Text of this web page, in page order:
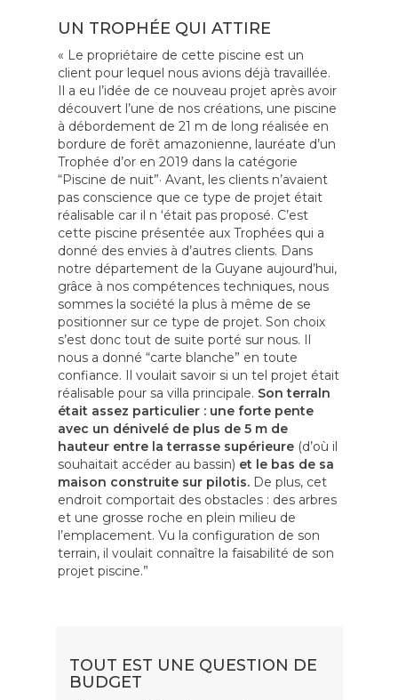
UN TROPHÉE QUI ATTIRE
« Le propriétaire de cette piscine est un
client pour lequel nous avions déjà travaillée.
Il a eu l’idée de ce nouveau projet après avoir
découvert l’une de nos créations, une piscine
à débordement de 21 m de long réalisée en
bordure de forêt amazonienne, lauréate d’un
Trophée d’or en 2019 dans la catégorie
“Piscine de nuit”· Avant, les clients n’avaient
pas conscience que ce type de projet était
réalisable car il n ‘était pas proposé. C’est
cette piscine présentée aux Trophées qui a
donné des envies à d’autres clients. Dans
notre département de la Guyane aujourd’hui,
grâce à nos compétences techniques, nous
sommes la société la plus à même de se
positionner sur ce type de projet. Son choix
s’est donc tout de suite porté sur nous. Il
nous a donné “carte blanche” en toute
confiance. Il voulait savoir si un tel projet était
réalisable pour sa villa principale. Son terraln
était assez particulier : une forte pente
avec un dénivelé de plus de 5 m de
hauteur entre la terrasse supérieure (d’où il
souhaitait accéder au bassin) et le bas de sa
maison construite sur pilotis. De plus, cet
endroit comportait des obstacles : des arbres
et une grosse roche en plein milieu de
l’emplacement. Vu la configuration de son
terrain, il voulait connaître la faisabilité de son
projet piscine.”
TOUT EST UNE QUESTION DE
BUDGET